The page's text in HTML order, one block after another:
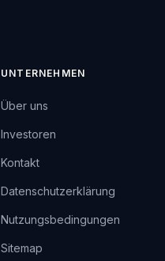
UNTERNEHMEN
Über uns
Investoren
Kontakt
Datenschutzerklärung
Nutzungsbedingungen
Sitemap